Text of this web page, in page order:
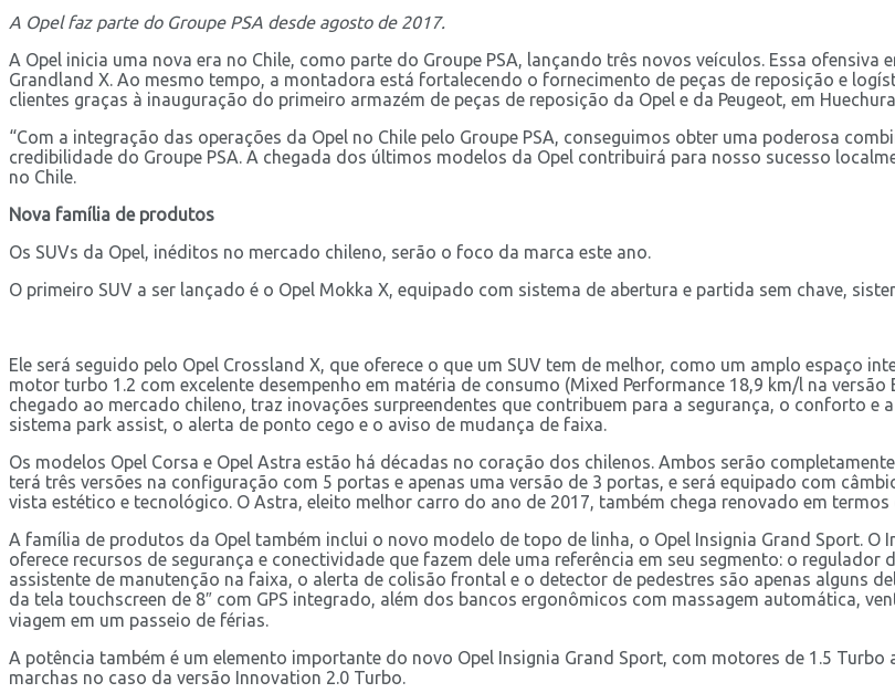
A Opel faz parte do Groupe PSA desde agosto de 2017.
A Opel inicia uma nova era no Chile, como parte do Groupe PSA, lançando três novos veículos. Essa
Grandland X. Ao mesmo tempo, a montadora está fortalecendo o fornecimento de peças de reposição e
clientes graças à inauguração do primeiro armazém de peças de reposição da Opel e da Peugeot, em
“Com a integração das operações da Opel no Chile pelo Groupe PSA, conseguimos obter uma poderosa
credibilidade do Groupe PSA. A chegada dos últimos modelos da Opel contribuirá para nosso sucesso
no Chile.
Nova família de produtos
Os SUVs da Opel, inéditos no mercado chileno, serão o foco da marca este ano.
O primeiro SUV a ser lançado é o Opel Mokka X, equipado com sistema de abertura e partida sem chave,
Ele será seguido pelo Opel Crossland X, que oferece o que um SUV tem de melhor, como um amplo espaço
motor turbo 1.2 com excelente desempenho em matéria de consumo (Mixed Performance 18,9 km/l na
chegado ao mercado chileno, traz inovações surpreendentes que contribuem para a segurança, o conforto
sistema park assist, o alerta de ponto cego e o aviso de mudança de faixa.
Os modelos Opel Corsa e Opel Astra estão há décadas no coração dos chilenos. Ambos serão
terá três versões na configuração com 5 portas e apenas uma versão de 3 portas, e será equipado com
vista estético e tecnológico. O Astra, eleito melhor carro do ano de 2017, também chega renovado em termos
A família de produtos da Opel também inclui o novo modelo de topo de linha, o Opel Insignia Grand Sport. O
oferece recursos de segurança e conectividade que fazem dele uma referência em seu segmento: o
assistente de manutenção na faixa, o alerta de colisão frontal e o detector de pedestres são apenas alguns
da tela touchscreen de 8″ com GPS integrado, além dos bancos ergonômicos com massagem automática,
viagem em um passeio de férias.
A potência também é um elemento importante do novo Opel Insignia Grand Sport, com motores de 1.5
marchas no caso da versão Innovation 2.0 Turbo.